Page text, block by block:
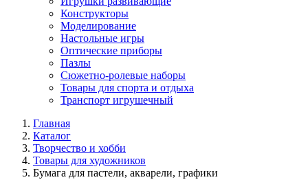
Конструкторы
Моделирование
Настольные игры
Оптические приборы
Пазлы
Сюжетно-ролевые наборы
Товары для спорта и отдыха
Транспорт игрушечный
Главная
Каталог
Творчество и хобби
Товары для художников
Бумага для пастели, акварели, графики